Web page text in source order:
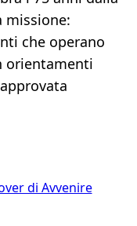
missione:
che operano
orientamenti
di Avvenire